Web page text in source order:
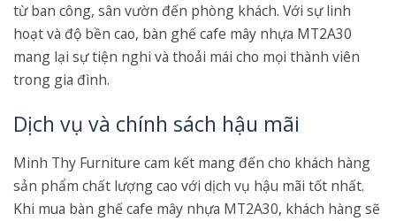
từ ban công, sân vườn đến phòng khách. Với sự linh
hoạt và độ bền cao, bàn ghế cafe mây nhựa MT2A30
mang lại sự tiện nghi và thoải mái cho mọi thành viên
trong gia đình.
Dịch vụ và chính sách hậu mãi
Minh Thy Furniture cam kết mang đến cho khách hàng
sản phẩm chất lượng cao với dịch vụ hậu mãi tốt nhất.
Khi mua bàn ghế cafe mây nhựa MT2A30, khách hàng sẽ